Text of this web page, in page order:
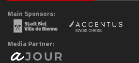
Main Sponsors:
Media Partner: